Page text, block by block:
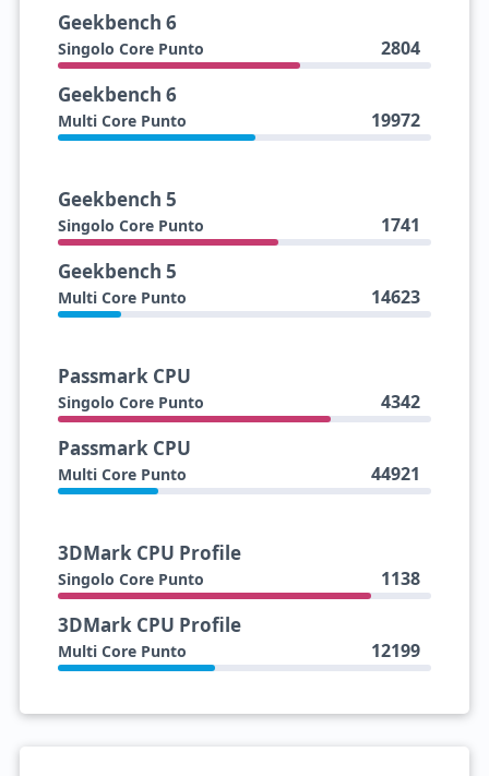
Geekbench 6
Singolo Core Punto 2804
Geekbench 6
Multi Core Punto 19972
Geekbench 5
Singolo Core Punto 1741
Geekbench 5
Multi Core Punto 14623
Passmark CPU
Singolo Core Punto 4342
Passmark CPU
Multi Core Punto 44921
3DMark CPU Profile
Singolo Core Punto 1138
3DMark CPU Profile
Multi Core Punto 12199